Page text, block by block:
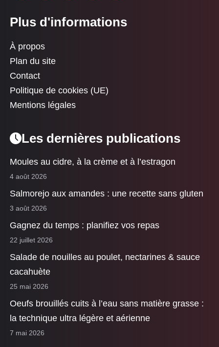
Plus d'informations
À propos
Plan du site
Contact
Politique de cookies (UE)
Mentions légales
Les dernières publications
Moules au cidre, à la crème et à l’estragon
4 août 2026
Salmorejo aux amandes : une recette sans gluten
3 août 2026
Gagnez du temps : planifiez vos repas
22 juillet 2026
Salade de nouilles au poulet, nectarines & sauce
cacahuète
25 mai 2026
Oeufs brouillés cuits à l’eau sans matière grasse :
la technique ultra légère et aérienne
7 mai 2026